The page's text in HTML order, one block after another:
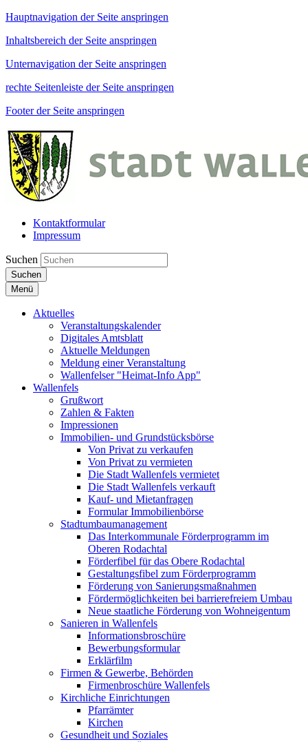
Hauptnavigation der Seite anspringen
Inhaltsbereich der Seite anspringen
Unternavigation der Seite anspringen
rechte Seitenleiste der Seite anspringen
Footer der Seite anspringen
Kontaktformular
Impressum
Suchen
Suchen
Menü
Aktuelles
Veranstaltungskalender
Digitales Amtsblatt
Aktuelle Meldungen
Meldung einer Veranstaltung
Wallenfelser "Heimat-Info App"
Wallenfels
Grußwort
Zahlen & Fakten
Impressionen
Immobilien- und Grundstücksbörse
Von Privat zu verkaufen
Von Privat zu vermieten
Die Stadt Wallenfels vermietet
Die Stadt Wallenfels verkauft
Kauf- und Mietanfragen
Formular Immobilienbörse
Stadtumbaumanagement
Das Interkommunale Förderprogramm im
Oberen Rodachtal
Förderfibel für das Obere Rodachtal
Gestaltungsfibel zum Förderprogramm
Förderung von Sanierungsmaßnahmen
Fördermöglichkeiten bei barrierefreiem Umbau
Neue staatliche Förderung von Wohneigentum
Sanieren in Wallenfels
Informationsbroschüre
Bewerbungsformular
Erklärfilm
Firmen & Gewerbe, Behörden
Firmenbroschüre Wallenfels
Kirchliche Einrichtungen
Pfarrämter
Kirchen
Gesundheit und Soziales